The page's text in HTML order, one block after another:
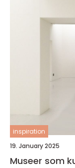
inspiration
19. January 2025
Museer som